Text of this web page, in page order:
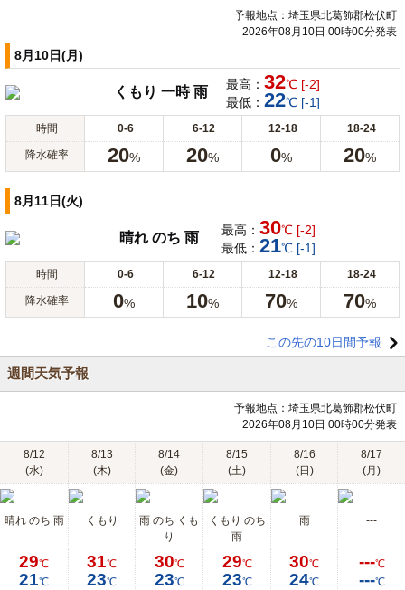
予報地点：埼玉県北葛飾郡松伏町
2026年08月10日 00時00分発表
8月10日(月)
くもり 一時 雨 最高： 32℃ [-2]
最低： 22℃ [-1]
時間 0-6 6-12 12-18 18-24
降水確率 20% 20% 0% 20%
8月11日(火)
晴れ のち 雨 最高： 30℃ [-2]
最低： 21℃ [-1]
時間 0-6 6-12 12-18 18-24
降水確率 0% 10% 70% 70%
この先の10日間予報
週間天気予報
予報地点：埼玉県北葛飾郡松伏町
2026年08月10日 00時00分発表
8/12
(水)
8/13
(木)
8/14
(金)
8/15
(土)
8/16
(日)
8/17
(月)
晴れ のち 雨 くもり
雨 のち くも
り
くもり のち
雨
雨 ---
29℃
21℃
31℃
23℃
30℃
23℃
29℃
23℃
30℃
24℃
---℃
---℃